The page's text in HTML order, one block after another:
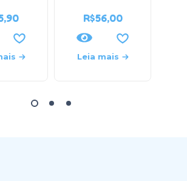
R$56,00
Leia mais